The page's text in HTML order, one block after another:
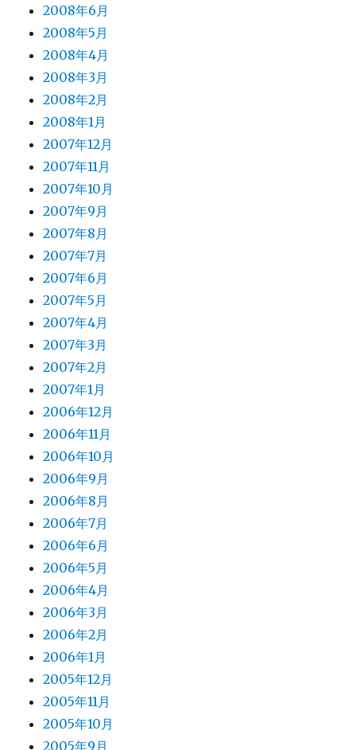
2008年6月
2008年5月
2008年4月
2008年3月
2008年2月
2008年1月
2007年12月
2007年11月
2007年10月
2007年9月
2007年8月
2007年7月
2007年6月
2007年5月
2007年4月
2007年3月
2007年2月
2007年1月
2006年12月
2006年11月
2006年10月
2006年9月
2006年8月
2006年7月
2006年6月
2006年5月
2006年4月
2006年3月
2006年2月
2006年1月
2005年12月
2005年11月
2005年10月
2005年9月